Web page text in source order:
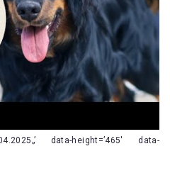
data-height=’465′ data-